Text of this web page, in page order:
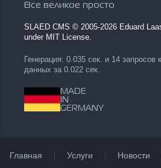
Все великое просто
SLAED CMS © 2005-2026 Eduard
under MIT License.
Генерация: 0.035 сек. и 14 запросов
данных за 0.022 сек.
MADE
IN
GERMANY
Главная Услуги Новости